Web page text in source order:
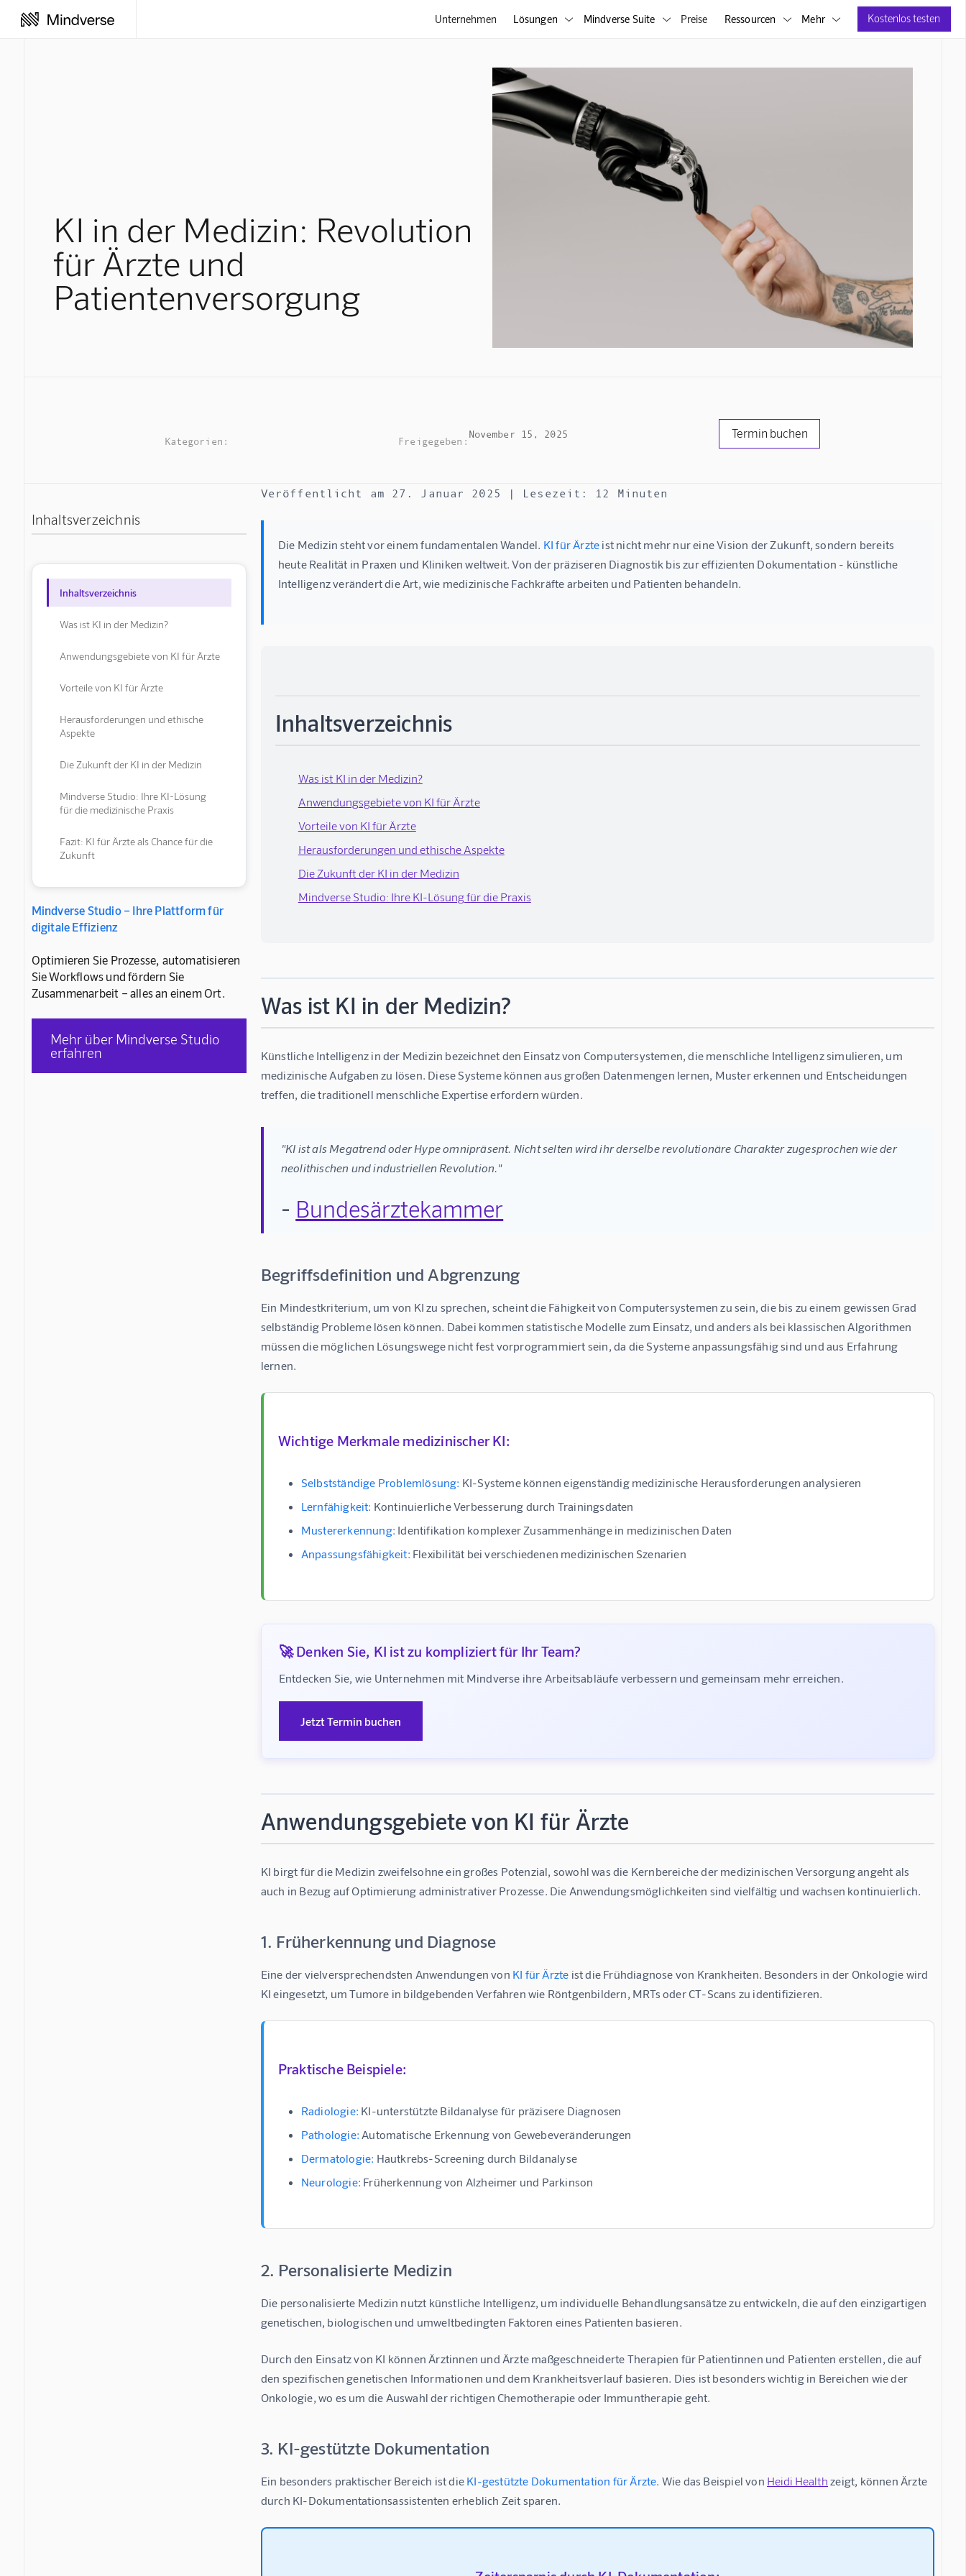
Unternehmen Lösungen  Mindverse Suite  Preise Ressourcen  Mehr  Kostenlos testen
KI in der Medizin: Revolution
für Ärzte und
Patientenversorgung
Kategorien: Freigegeben:
November 15, 2025 Termin buchen
Inhaltsverzeichnis
Inhaltsverzeichnis
Was ist KI in der Medizin?
Anwendungsgebiete von KI für Ärzte
Vorteile von KI für Ärzte
Herausforderungen und ethische
Aspekte
Die Zukunft der KI in der Medizin
Mindverse Studio: Ihre KI-Lösung
für die medizinische Praxis
Fazit: KI für Ärzte als Chance für die
Zukunft
Mindverse Studio – Ihre Plattform für
digitale Effizienz
Optimieren Sie Prozesse, automatisieren
Sie Workflows und fördern Sie
Zusammenarbeit – alles an einem Ort.
Mehr über Mindverse Studio
erfahren
Veröffentlicht am 27. Januar 2025 | Lesezeit: 12 Minuten
Die Medizin steht vor einem fundamentalen Wandel. KI für Ärzte ist nicht mehr nur eine Vision der Zukunft, sondern bereits
heute Realität in Praxen und Kliniken weltweit. Von der präziseren Diagnostik bis zur effizienten Dokumentation - künstliche
Intelligenz verändert die Art, wie medizinische Fachkräfte arbeiten und Patienten behandeln.
Inhaltsverzeichnis
Was ist KI in der Medizin?
Anwendungsgebiete von KI für Ärzte
Vorteile von KI für Ärzte
Herausforderungen und ethische Aspekte
Die Zukunft der KI in der Medizin
Mindverse Studio: Ihre KI-Lösung für die Praxis
Was ist KI in der Medizin?
Künstliche Intelligenz in der Medizin bezeichnet den Einsatz von Computersystemen, die menschliche Intelligenz simulieren, um
medizinische Aufgaben zu lösen. Diese Systeme können aus großen Datenmengen lernen, Muster erkennen und Entscheidungen
treffen, die traditionell menschliche Expertise erfordern würden.
"KI ist als Megatrend oder Hype omnipräsent. Nicht selten wird ihr derselbe revolutionäre Charakter zugesprochen wie der
neolithischen und industriellen Revolution."
- Bundesärztekammer
Begriffsdefinition und Abgrenzung
Ein Mindestkriterium, um von KI zu sprechen, scheint die Fähigkeit von Computersystemen zu sein, die bis zu einem gewissen Grad
selbständig Probleme lösen können. Dabei kommen statistische Modelle zum Einsatz, und anders als bei klassischen Algorithmen
müssen die möglichen Lösungswege nicht fest vorprogrammiert sein, da die Systeme anpassungsfähig sind und aus Erfahrung
lernen.
Wichtige Merkmale medizinischer KI:
Selbstständige Problemlösung: KI-Systeme können eigenständig medizinische Herausforderungen analysieren
Lernfähigkeit: Kontinuierliche Verbesserung durch Trainingsdaten
Mustererkennung: Identifikation komplexer Zusammenhänge in medizinischen Daten
Anpassungsfähigkeit: Flexibilität bei verschiedenen medizinischen Szenarien
🚀 Denken Sie, KI ist zu kompliziert für Ihr Team?
Entdecken Sie, wie Unternehmen mit Mindverse ihre Arbeitsabläufe verbessern und gemeinsam mehr erreichen.
Jetzt Termin buchen
Anwendungsgebiete von KI für Ärzte
KI birgt für die Medizin zweifelsohne ein großes Potenzial, sowohl was die Kernbereiche der medizinischen Versorgung angeht als
auch in Bezug auf Optimierung administrativer Prozesse. Die Anwendungsmöglichkeiten sind vielfältig und wachsen kontinuierlich.
1. Früherkennung und Diagnose
Eine der vielversprechendsten Anwendungen von KI für Ärzte ist die Frühdiagnose von Krankheiten. Besonders in der Onkologie wird
KI eingesetzt, um Tumore in bildgebenden Verfahren wie Röntgenbildern, MRTs oder CT-Scans zu identifizieren.
Praktische Beispiele:
Radiologie: KI-unterstützte Bildanalyse für präzisere Diagnosen
Pathologie: Automatische Erkennung von Gewebeveränderungen
Dermatologie: Hautkrebs-Screening durch Bildanalyse
Neurologie: Früherkennung von Alzheimer und Parkinson
2. Personalisierte Medizin
Die personalisierte Medizin nutzt künstliche Intelligenz, um individuelle Behandlungsansätze zu entwickeln, die auf den einzigartigen
genetischen, biologischen und umweltbedingten Faktoren eines Patienten basieren.
Durch den Einsatz von KI können Ärztinnen und Ärzte maßgeschneiderte Therapien für Patientinnen und Patienten erstellen, die auf
den spezifischen genetischen Informationen und dem Krankheitsverlauf basieren. Dies ist besonders wichtig in Bereichen wie der
Onkologie, wo es um die Auswahl der richtigen Chemotherapie oder Immuntherapie geht.
3. KI-gestützte Dokumentation
Ein besonders praktischer Bereich ist die KI-gestützte Dokumentation für Ärzte. Wie das Beispiel von Heidi Health zeigt, können Ärzte
durch KI-Dokumentationsassistenten erheblich Zeit sparen.